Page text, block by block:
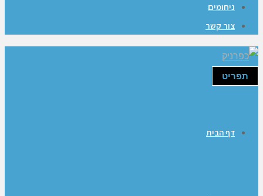
ניחומים
צור קשר
תפריט
דף הבית